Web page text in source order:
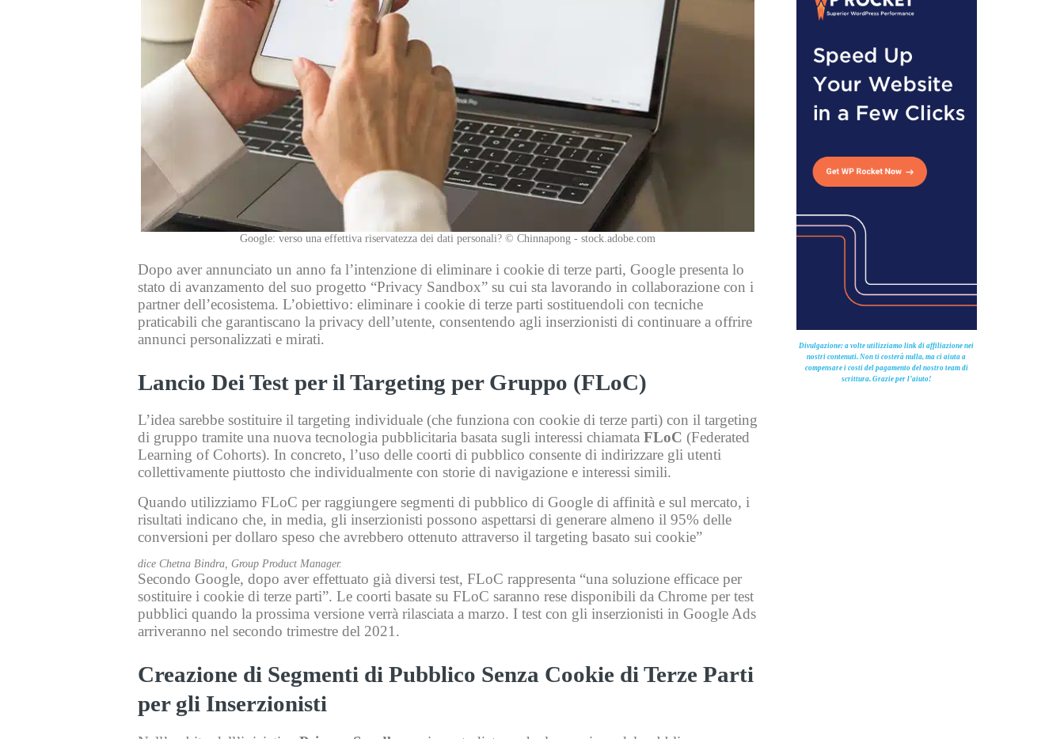
Google: verso una effettiva riservatezza dei dati personali? © Chinnapong - stock.adobe.com
Dopo aver annunciato un anno fa l’intenzione di eliminare i cookie di terze parti, Google presenta lo
stato di avanzamento del suo progetto “Privacy Sandbox” su cui sta lavorando in collaborazione con i
partner dell’ecosistema. L’obiettivo: eliminare i cookie di terze parti sostituendoli con tecniche
praticabili che garantiscano la privacy dell’utente, consentendo agli inserzionisti di continuare a offrire
annunci personalizzati e mirati.
Lancio Dei Test per il Targeting per Gruppo (FLoC)
L’idea sarebbe sostituire il targeting individuale (che funziona con cookie di terze parti) con il targeting
di gruppo tramite una nuova tecnologia pubblicitaria basata sugli interessi chiamata FLoC (Federated
Learning of Cohorts). In concreto, l’uso delle coorti di pubblico consente di indirizzare gli utenti
collettivamente piuttosto che individualmente con storie di navigazione e interessi simili.
Quando utilizziamo FLoC per raggiungere segmenti di pubblico di Google di affinità e sul mercato, i
risultati indicano che, in media, gli inserzionisti possono aspettarsi di generare almeno il 95% delle
conversioni per dollaro speso che avrebbero ottenuto attraverso il targeting basato sui cookie”
dice Chetna Bindra, Group Product Manager.
Secondo Google, dopo aver effettuato già diversi test, FLoC rappresenta “una soluzione efficace per
sostituire i cookie di terze parti”. Le coorti basate su FLoC saranno rese disponibili da Chrome per test
pubblici quando la prossima versione verrà rilasciata a marzo. I test con gli inserzionisti in Google Ads
arriveranno nel secondo trimestre del 2021.
Creazione di Segmenti di Pubblico Senza Cookie di Terze Parti
per gli Inserzionisti
Divulgazione: a volte utilizziamo link di affiliazione nei
nostri contenuti. Non ti costerà nulla, ma ci aiuta a
compensare i costi del pagamento del nostro team di
scrittura. Grazie per l’aiuto!